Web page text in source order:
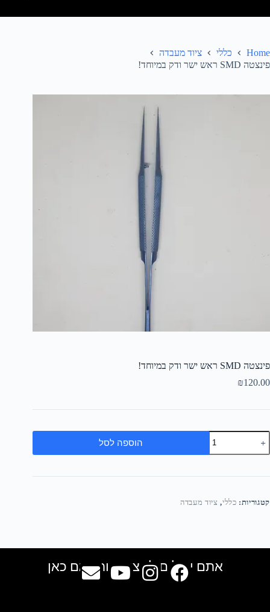
Home כללי
ציוד מעבדה
פינצטה SMD ראש ישר ודק במיוחד!
פינצטה SMD ראש ישר ודק במיוחד!
₪120.00
הוספה לסל
קטגוריות: כללי, ציוד מעבדה
אתם יכולים למצוא אותנו גם כאן